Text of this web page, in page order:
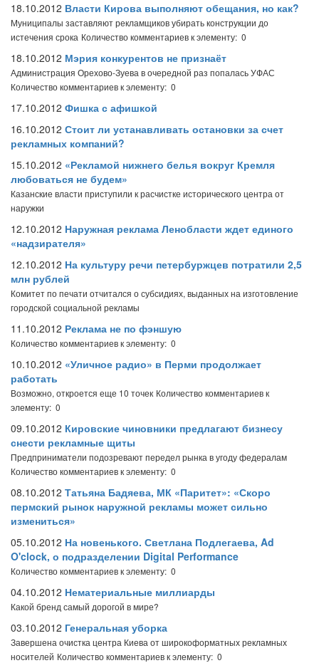
18.10.2012 Власти Кирова выполняют обещания, но как?
Муниципалы заставляют рекламщиков убирать конструкции до
истечения срока Количество комментариев к элементу: 0
18.10.2012 Мэрия конкурентов не признаёт
Администрация Орехово-Зуева в очередной раз попалась УФАС
Количество комментариев к элементу: 0
17.10.2012 Фишка с афишкой
16.10.2012 Стоит ли устанавливать остановки за счет
рекламных компаний?
15.10.2012 «Рекламой нижнего белья вокруг Кремля
любоваться не будем»
Казанские власти приступили к расчистке исторического центра от
наружки
12.10.2012 Наружная реклама Ленобласти ждет единого
«надзирателя»
12.10.2012 На культуру речи петербуржцев потратили 2,5
млн рублей
Комитет по печати отчитался о субсидиях, выданных на изготовление
городской социальной рекламы
11.10.2012 Реклама не по фэншую
Количество комментариев к элементу: 0
10.10.2012 «Уличное радио» в Перми продолжает
работать
Возможно, откроется еще 10 точек Количество комментариев к
элементу: 0
09.10.2012 Кировские чиновники предлагают бизнесу
снести рекламные щиты
Предприниматели подозревают передел рынка в угоду федералам
Количество комментариев к элементу: 0
08.10.2012 Татьяна Бадяева, МК «Паритет»: «Скоро
пермский рынок наружной рекламы может сильно
измениться»
05.10.2012 На новенького. Светлана Подлегаева, Ad
O'clock, о подразделении Digital Performance
Количество комментариев к элементу: 0
04.10.2012 Нематериальные миллиарды
Какой бренд самый дорогой в мире?
03.10.2012 Генеральная уборка
Завершена очистка центра Киева от широкоформатных рекламных
носителей Количество комментариев к элементу: 0